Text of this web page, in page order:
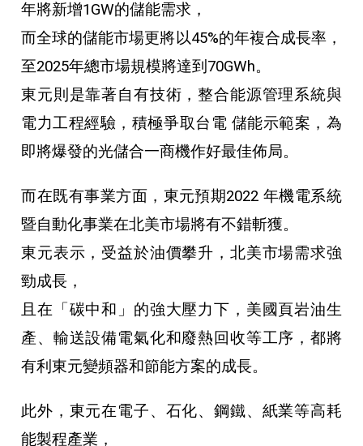
年將新增1GW的儲能需求，
而全球的儲能市場更將以45%的年複合成長率，
至2025年總市場規模將達到70GWh。
東元則是靠著自有技術，整合能源管理系統與
電力工程經驗，積極爭取台電 儲能示範案，為
即將爆發的光儲合一商機作好最佳佈局。
而在既有事業方面，東元預期2022 年機電系統
暨自動化事業在北美市場將有不錯斬獲。
東元表示，受益於油價攀升，北美市場需求強
勁成長，
且在「碳中和」的強大壓力下，美國頁岩油生
產、輸送設備電氣化和廢熱回收等工序，都將
有利東元變頻器和節能方案的成長。
此外，東元在電子、石化、鋼鐵、紙業等高耗
能製程產業，